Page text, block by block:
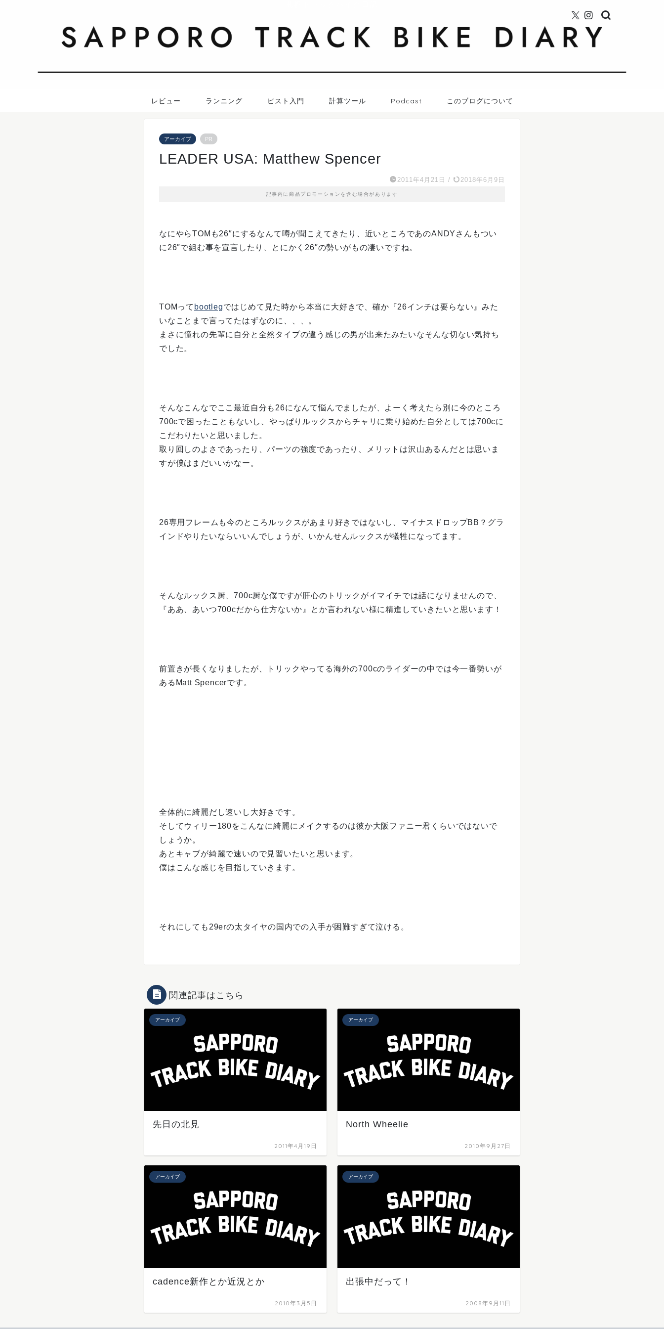
レビュー ランニング ピスト入門 計算ツール Podcast このブログについて
アーカイブ PR
LEADER USA: Matthew Spencer
2011年4月21日 / 2018年6月9日
記事内に商品プロモーションを含む場合があります
なにやらTOMも26″にするなんて噂が聞こえてきたり、近いところであのANDYさんもつい
に26″で組む事を宣言したり、とにかく26″の勢いがもの凄いですね。
TOMって bootlegではじめて見た時から本当に大好きで、確か『26インチは要らない』みた
いなことまで言ってたはずなのに、、、。
まさに憧れの先輩に自分と全然タイプの違う感じの男が出来たみたいなそんな切ない気持ち
でした。
そんなこんなでここ最近自分も26になんて悩んでましたが、よーく考えたら別に今のところ
700cで困ったこともないし、やっぱりルックスからチャリに乗り始めた自分としては700cに
こだわりたいと思いました。
取り回しのよさであったり、パーツの強度であったり、メリットは沢山あるんだとは思いま
すが僕はまだいいかなー。
26専用フレームも今のところルックスがあまり好きではないし、マイナスドロップBB？グラ
インドやりたいならいいんでしょうが、いかんせんルックスが犠牲になってます。
そんなルックス厨、700c厨な僕ですが肝心のトリックがイマイチでは話になりませんので、
『ああ、あいつ700cだから仕方ないか』とか言われない様に精進していきたいと思います！
前置きが長くなりましたが、トリックやってる海外の700cのライダーの中では今一番勢いが
あるMatt Spencerです。
全体的に綺麗だし速いし大好きです。
そしてウィリー180をこんなに綺麗にメイクするのは彼か大阪ファニー君くらいではないで
しょうか。
あとキャブが綺麗で速いので見習いたいと思います。
僕はこんな感じを目指していきます。
それにしても29erの太タイヤの国内での入手が困難すぎて泣ける。
関連記事はこちら
アーカイブ
先日の北見
2011年4月19日
アーカイブ
North Wheelie
2010年9月27日
アーカイブ
cadence新作とか近況とか
2010年3月5日
アーカイブ
出張中だって！
2008年9月11日